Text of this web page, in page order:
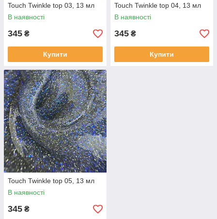
Touch Twinkle top 03, 13 мл
В наявності
345 ₴
Купити
Touch Twinkle top 04, 13 мл
В наявності
345 ₴
Купити
Touch Twinkle top 05, 13 мл
В наявності
345 ₴